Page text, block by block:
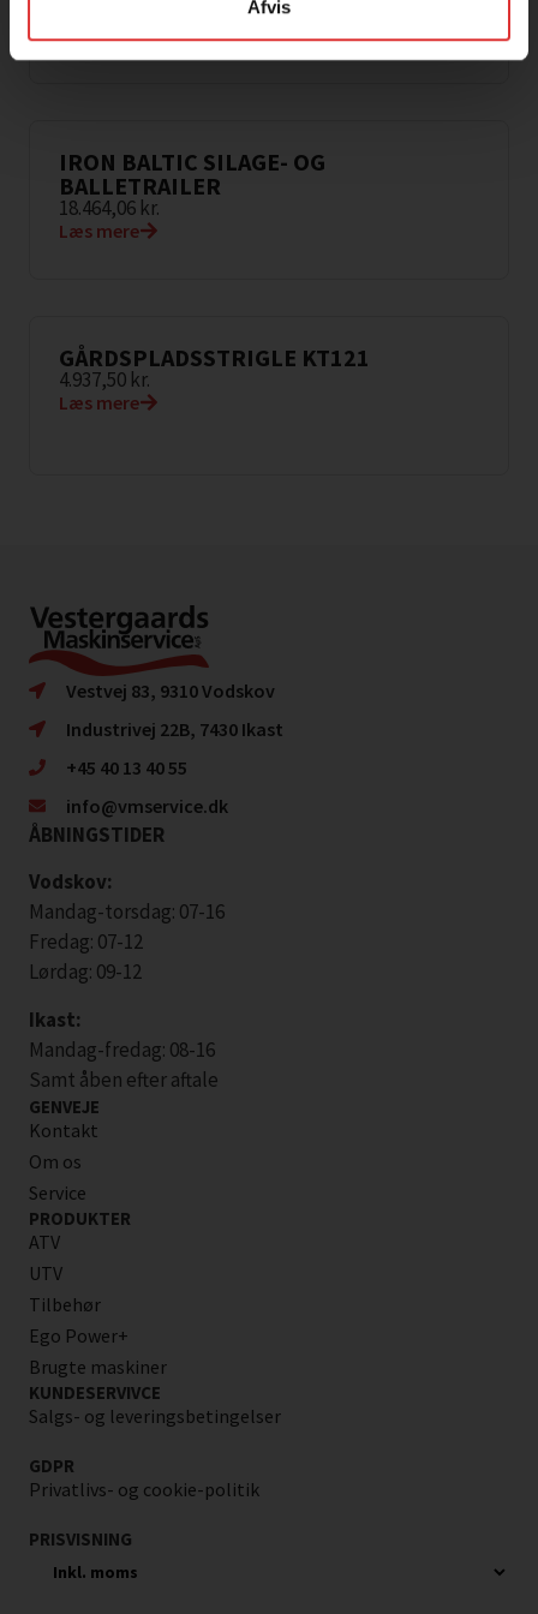
Afvis
IRON BALTIC SILAGE- OG
BALLETRAILER
18.464,06 kr.
Læs mere
GÅRDSPLADSSTRIGLE KT121
4.937,50 kr.
Læs mere
Vestvej 83, 9310 Vodskov
Industrivej 22B, 7430 Ikast
+45 40 13 40 55
info@vmservice.dk
ÅBNINGSTIDER
Vodskov:
Mandag-torsdag: 07-16
Fredag: 07-12
Lørdag: 09-12
Ikast:
Mandag-fredag: 08-16
Samt åben efter aftale
GENVEJE
Kontakt
Om os
Service
PRODUKTER
ATV
UTV
Tilbehør
Ego Power+
Brugte maskiner
KUNDESERVIVCE
Salgs- og leveringsbetingelser
GDPR
Privatlivs- og cookie-politik
PRISVISNING